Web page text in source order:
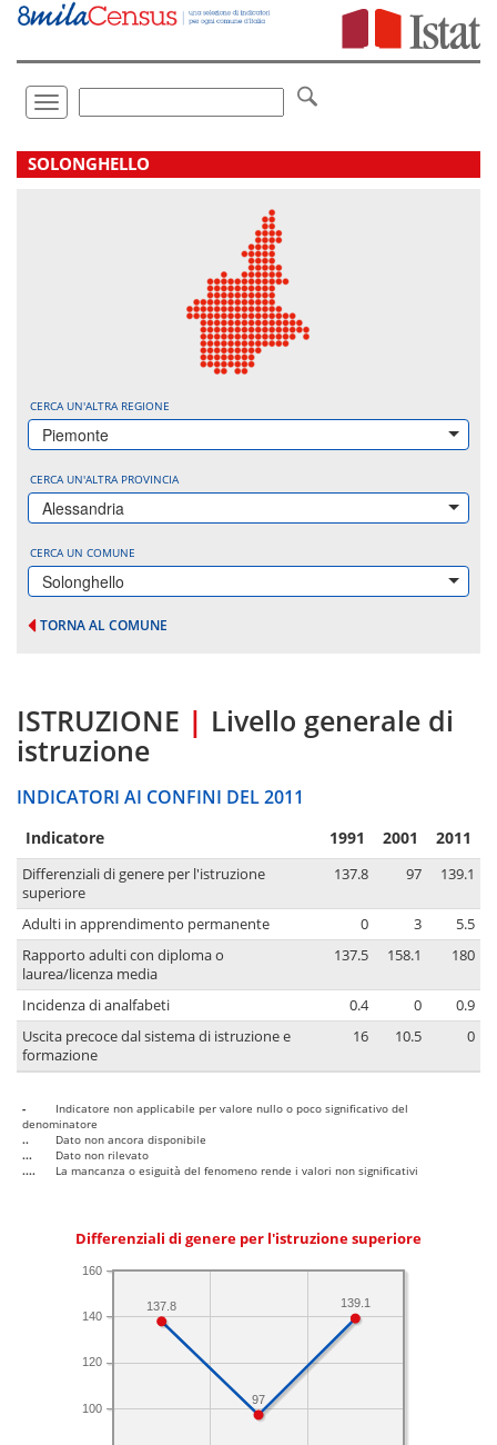
Vai
direttamente
Toggle
navigation
.
SOLONGHELLO
CERCA UN'ALTRA REGIONE
Piemonte
CERCA UN'ALTRA PROVINCIA
Alessandria
CERCA UN COMUNE
Solonghello
TORNA AL COMUNE
ISTRUZIONE | Livello generale di
istruzione
INDICATORI AI CONFINI DEL 2011
Indicatore 1991 2001 2011
Differenziali di genere per l'istruzione
superiore
137.8 97 139.1
Adulti in apprendimento permanente 0 3
5.5
Rapporto adulti con diploma o
laurea/licenza media
137.5 158.1 180
Incidenza di analfabeti 0.4 0
0.9
Uscita precoce dal sistema di istruzione e
formazione
16 10.5 0
-
Indicatore non applicabile per valore nullo o poco significativo del
denominatore
..
Dato non ancora disponibile
...
Dato non rilevato
....
La mancanza o esiguità del fenomeno rende i valori non significativi
Differenziali di genere per l'istruzione superiore
100
120
140
160
139.1
97
137.8